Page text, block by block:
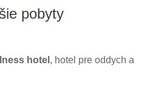
pobyty
hotel , hotel pre oddych a